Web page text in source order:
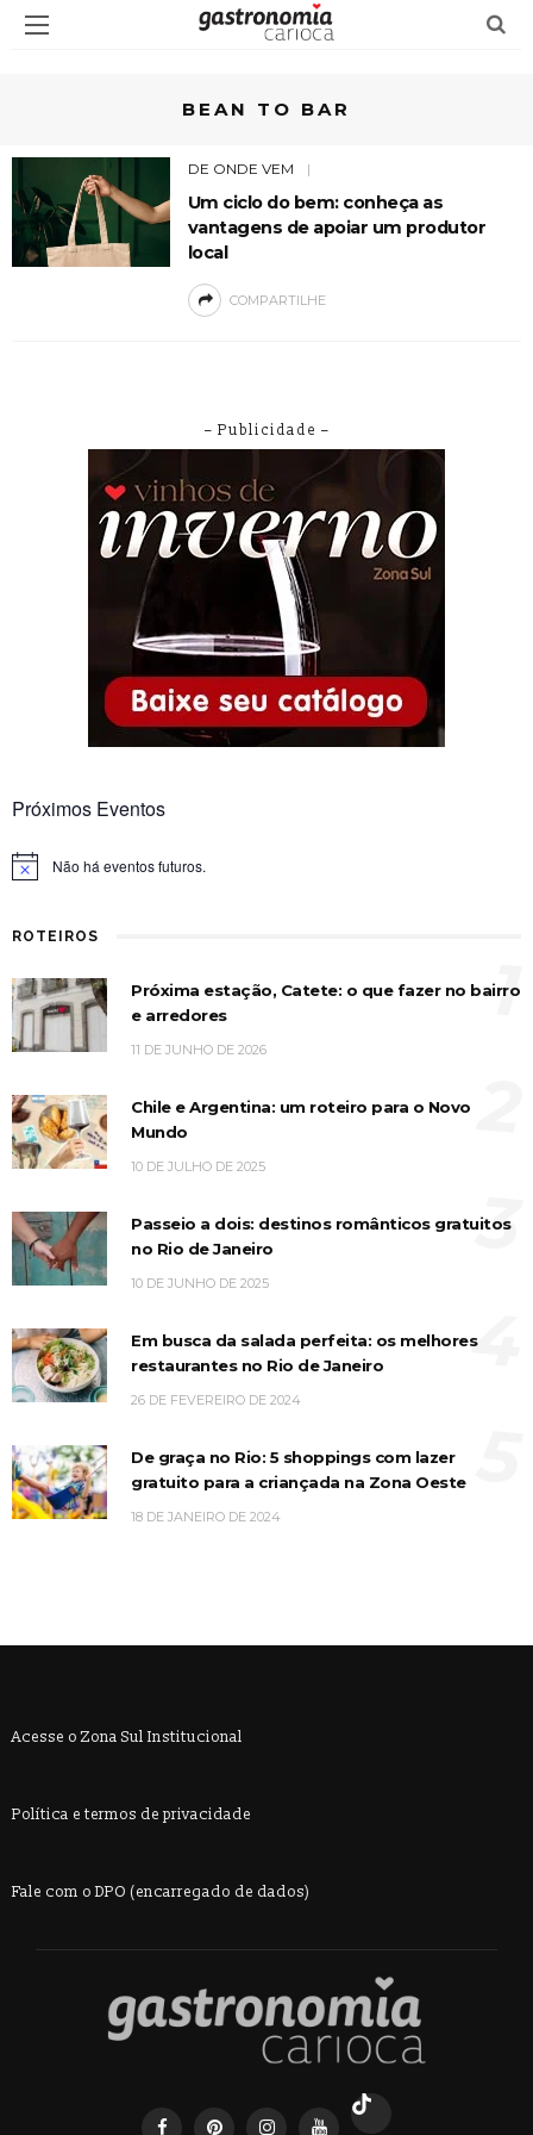
BEAN TO BAR
DE ONDE VEM
Um ciclo do bem: conheça as
vantagens de apoiar um produtor
local
COMPARTILHE
– Publicidade –
Próximos Eventos
Notice Não há eventos futuros.
ROTEIROS
Próxima estação, Catete: o que fazer no bairro
e arredores
11 DE JUNHO DE 2026
1
Chile e Argentina: um roteiro para o Novo
Mundo
10 DE JULHO DE 2025
Passeio a dois: destinos românticos gratuitos
no Rio de Janeiro
10 DE JUNHO DE 2025
3
Em busca da salada perfeita: os melhores
restaurantes no Rio de Janeiro
26 DE FEVEREIRO DE 2024
4
De graça no Rio: 5 shoppings com lazer
gratuito para a criançada na Zona Oeste
18 DE JANEIRO DE 2024
Acesse o Zona Sul Institucional
Política e termos de privacidade
Fale com o DPO (encarregado de dados)